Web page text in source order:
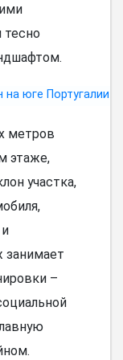
метров
этаже,
участка,
занимает
–